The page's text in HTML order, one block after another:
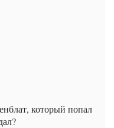
который попал